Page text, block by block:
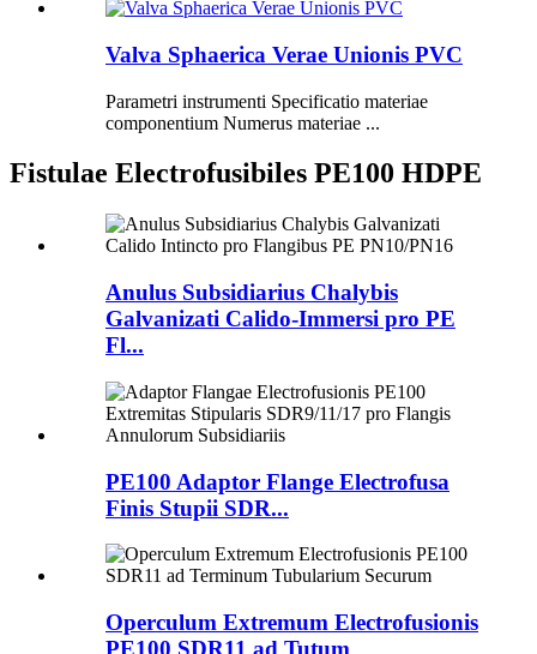
Valva Sphaerica Verae Unionis PVC
Parametri instrumenti Specificatio materiae
componentium Numerus materiae ...
Fistulae Electrofusibiles PE100 HDPE
Anulus Subsidiarius Chalybis
Galvanizati Calido-Immersi pro PE
Fl...
PE100 Adaptor Flange Electrofusa
Finis Stupii SDR...
Operculum Extremum Electrofusionis
PE100 SDR11 ad Tutum